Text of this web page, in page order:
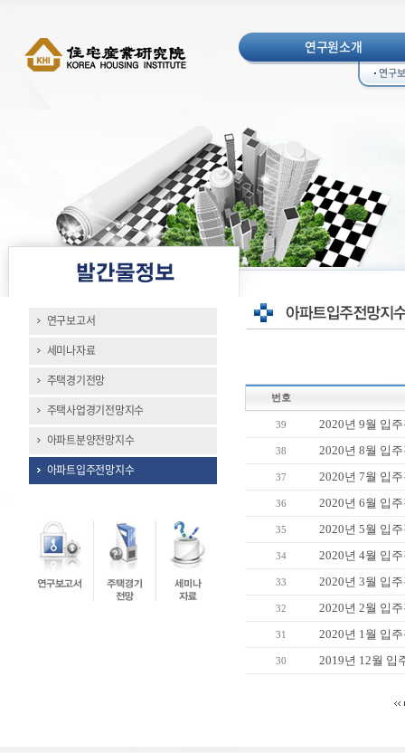
연구원소개
연구
연구보고서
세미나자료
주택경기전망
주택사업경기전망지수
아파트분양전망지수
아파트입주전망지수
번호
39 2020년 9월 입
38 2020년 8월 입
37 2020년 7월 입
36 2020년 6월 입
35 2020년 5월 입
34 2020년 4월 입
33 2020년 3월 입
32 2020년 2월 입
31 2020년 1월 입
30 2019년 12월 입